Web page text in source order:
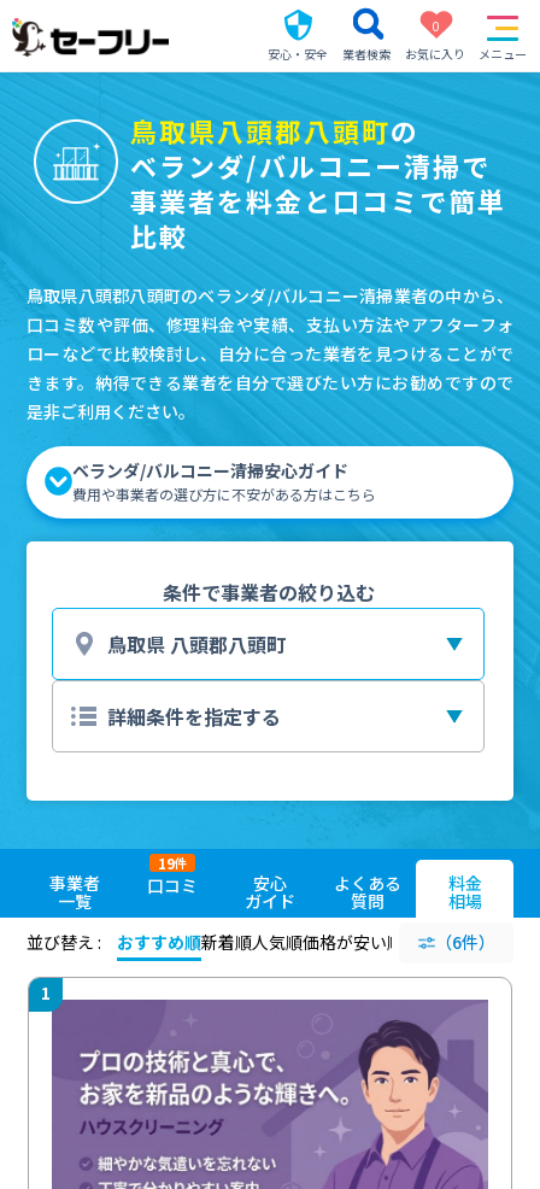
安心・安全 業者検索
0
お気に入り
メニュー
鳥取県八頭郡八頭町の
ベランダ/バルコニー清掃で
事業者を料金と口コミで簡単
比較
鳥取県八頭郡八頭町のベランダ/バルコニー清掃業者の中から、
口コミ数や評価、修理料金や実績、支払い方法やアフターフォ
ローなどで比較検討し、自分に合った業者を見つけることがで
きます。納得できる業者を自分で選びたい方にお勧めですので
是非ご利用ください。
ベランダ/バルコニー清掃安心ガイド
費用や事業者の選び方に不安がある方はこちら
条件で事業者の絞り込む
事業者
一覧
口コミ
19件
安心
ガイド
よくある
質問
料金
相場
並び替え :
おすすめ順新着順人気順価格が安い順 評価が高い順
（6件）
1